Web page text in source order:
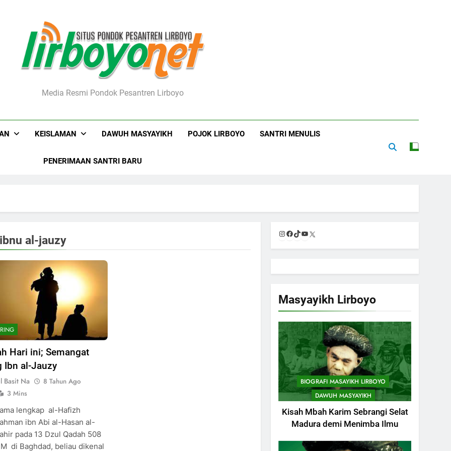
Media Resmi Pondok Pesantren Lirboyo
KEISLAMAN DAWUH MASYAYIKH POJOK LIRBOYO SANTRI MENULIS
PENERIMAAN SANTRI BARU
ibnu al-jauzy
Hari ini; Semangat
Ibn al-Jauzy
Basit Na
8 Tahun Ago
3 Mins
lengkap al-Hafizh
ibn Abi al-Hasan al-
pada 13 Dzul Qadah 508
M di Baghdad, beliau dikenal
Instagram
Facebook
TikTok
YouTube
Masyayikh Lirboyo
BIOGRAFI MASAYIKH LIRBOYO
DAWUH MASYAYIKH
Kisah Mbah Karim Sebrangi Selat
Madura demi Menimba Ilmu
744
Himasal Semen
Pembangunan
POJOK LIRBOYO